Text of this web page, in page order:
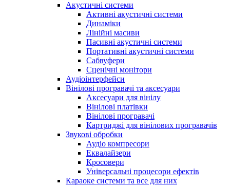
Акустичні системи
Активні акустичні системи
Динаміки
Лінійні масиви
Пасивні акустичні системи
Портативні акустичні системи
Сабвуфери
Сценічні монітори
Аудіоінтерфейси
Вінілові програвачі та аксесуари
Аксесуари для вінілу
Вінілові платівки
Вінілові програвачі
Картриджі для вінілових програвачів
Звукові обробки
Аудіо компресори
Еквалайзери
Кросовери
Універсальні процесори ефектів
Караоке системи та все для них